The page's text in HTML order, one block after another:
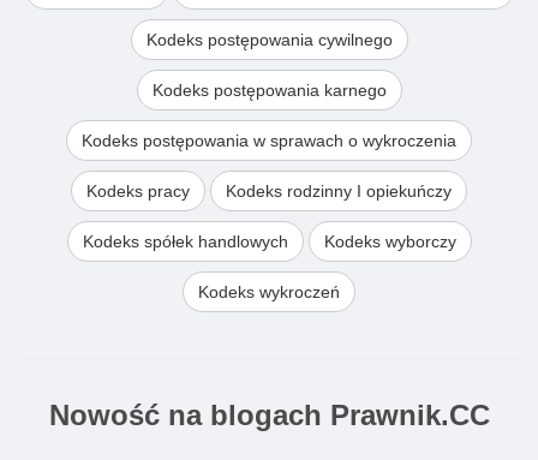
Kodeks postępowania cywilnego
Kodeks postępowania karnego
Kodeks postępowania w sprawach o wykroczenia
Kodeks pracy Kodeks rodzinny I opiekuńczy
Kodeks spółek handlowych Kodeks wyborczy
Kodeks wykroczeń
Nowość na blogach Prawnik.CC